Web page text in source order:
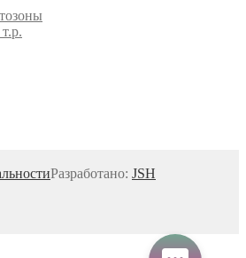
Разработано: JSH